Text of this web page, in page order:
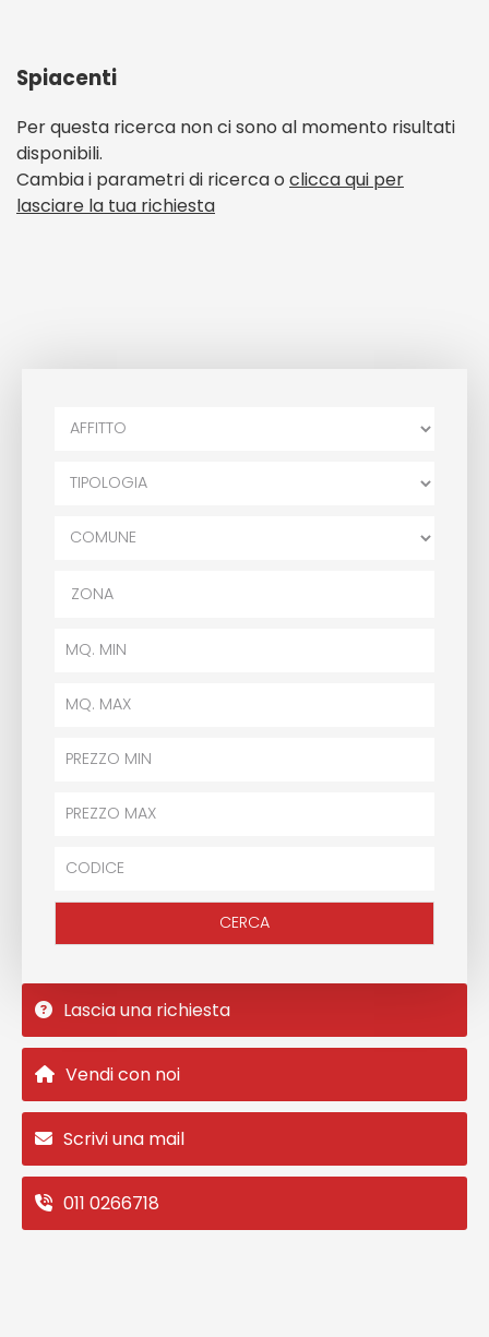
Spiacenti
Per questa ricerca non ci sono al momento risultati
disponibili.
Cambia i parametri di ricerca o clicca qui per
lasciare la tua richiesta
ZONA
CERCA
Lascia una richiesta
Vendi con noi
Scrivi una mail
011 0266718